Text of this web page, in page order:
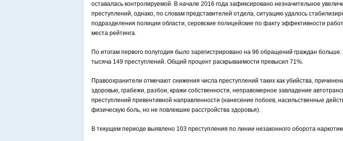
оставалась контролируемой. В начале 2016 года зафиксировано незначительное
преступлений, однако, по словам представителей отдела, ситуацию удалось
подразделения полиции области, серовские полицейские по факту эффективности
места рейтинга.
По итогам первого полугодия было зарегистрировано на 96 обращений граждан
тысяча 149 преступлений. Общий процент раскрываемости превысил 71%.
Правоохранители отмечают снижения числа преступлений таких как убийства,
здоровью, грабежи, разбои, кражи собственности, неправомерное завладение
преступлений превентивной направленности (нанесение побоев, насильственные
физическую боль, но не повлекшие расстройства здоровья).
В текущем периоде выявлено 103 преступления по линии незаконного оборота